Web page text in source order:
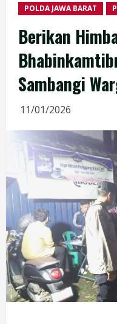
POLDA JAWA BARAT
Berikan
Sambangi
11/01/2026